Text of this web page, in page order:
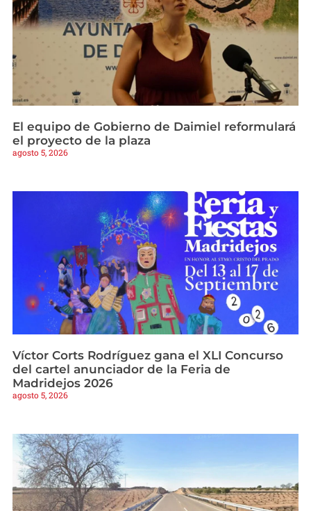
El equipo de Gobierno de Daimiel reformulará
el proyecto de la plaza
agosto 5, 2026
Víctor Corts Rodríguez gana el XLI Concurso
del cartel anunciador de la Feria de
Madridejos 2026
agosto 5, 2026